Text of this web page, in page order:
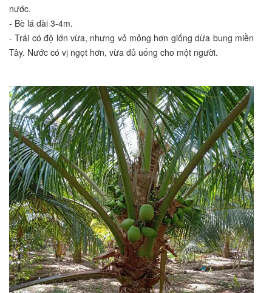
nước.
- Bè lá dài 3-4m.
- Trái có độ lớn vừa, nhưng vỏ mỏng hơn giống dừa bung miền
Tây. Nước có vị ngọt hơn, vừa đủ uống cho một người.